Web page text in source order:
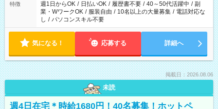
特徴 週1日からOK / 日払いOK / 履歴書不要 / 40～50代活躍中 / 副
業・WワークOK / 服装自由 / 10名以上の大量募集 / 電話対応な
し / パソコンスキル不要
気になる！ 応募する 詳細へ
掲載日：2026.08.06
未読
週4日在宅＊時給1680円！40名募集！ホットペ